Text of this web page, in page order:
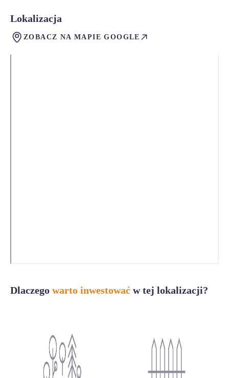
Lokalizacja
ZOBACZ NA MAPIE GOOGLE
Dlaczego warto inwestować w tej lokalizacji?